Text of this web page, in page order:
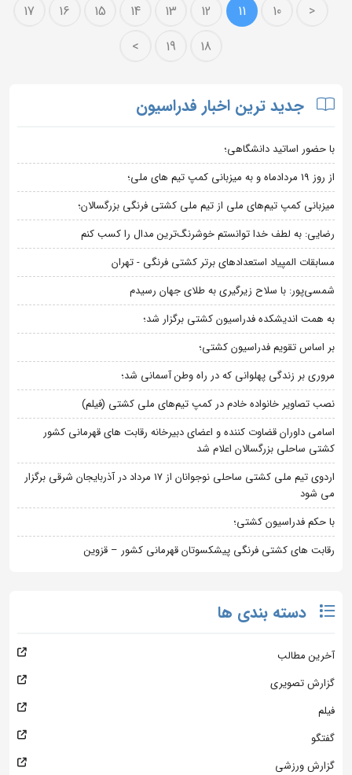
<
10
11
12
13
14
15
16
17
18
19
>
جدید ترین اخبار فدراسیون
با حضور اساتید دانشگاهی؛
از روز 19 مردادماه و به میزبانی کمپ تیم های ملی؛
میزبانی کمپ تیم‌های ملی از تیم ملی کشتی فرنگی بزرگسالان؛
رضایی: به لطف خدا توانستم خوشرنگ‌ترین مدال را کسب کنم
مسابقات المپیاد استعدادهای برتر کشتی فرنگی - تهران
شمسی‌پور: با سلاح زیرگیری به طلای جهان رسیدم
به همت اندیشکده فدراسیون کشتی برگزار شد؛
بر اساس تقویم فدراسیون کشتی؛
مروری بر زندگی پهلوانی که در راه وطن آسمانی شد؛
نصب تصاویر خانواده خادم در کمپ تیم‌های ملی کشتی (فیلم)
اسامی داوران قضاوت کننده و اعضای دبیرخانه رقابت های قهرمانی کشور
کشتی ساحلی بزرگسالان اعلام شد
اردوی تیم ملی کشتی ساحلی نوجوانان از 17 مرداد در آذربایجان شرقی برگزار
می شود
با حکم فدراسیون کشتی؛
رقابت های کشتی فرنگی پیشکسوتان قهرمانی کشور – قزوین
دسته بندی ها
آخرین مطالب
گزارش تصویری
فیلم
گفتگو
گزارش ورزشی